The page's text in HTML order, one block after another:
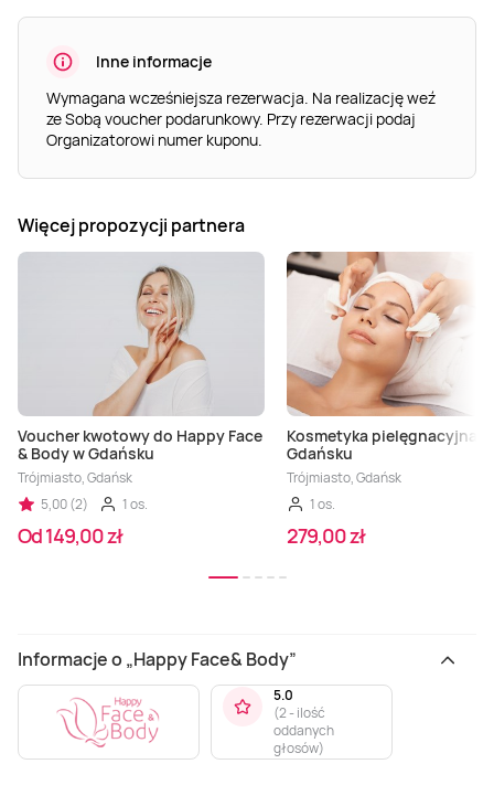
Inne informacje
Wymagana wcześniejsza rezerwacja. Na realizację weź
ze Sobą voucher podarunkowy. Przy rezerwacji podaj
Organizatorowi numer kuponu.
Więcej propozycji partnera
Voucher kwotowy do Happy Face
& Body w Gdańsku
Trójmiasto, Gdańsk
5,00 (2)
1 os.
Od 149,00 zł
Kosmetyka pielęgnacyjna w
Gdańsku
Trójmiasto, Gdańsk
1 os.
279,00 zł
Informacje o „Happy Face& Body”
5.0
(2 - ilość
oddanych
głosów)